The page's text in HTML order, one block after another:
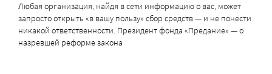
Любая организация, найдя в сети информацию о вас, может
запросто открыть «в вашу пользу» сбор средств — и не понести
никакой ответственности. Президент фонда «Предание» — о
назревшей реформе закона